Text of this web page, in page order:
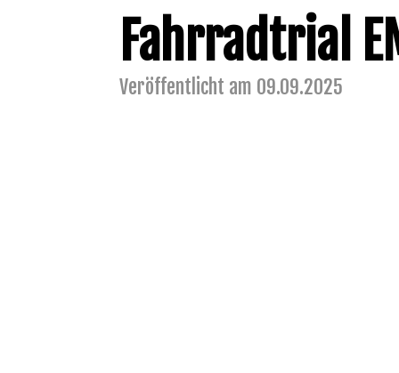
Fahrradtrial
Veröffentlicht am 09.09.2025